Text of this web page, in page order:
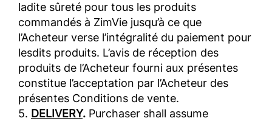
ladite sûreté pour tous les produits
commandés à ZimVie jusqu’à ce que
l’Acheteur verse l’intégralité du paiement pour
lesdits produits. L’avis de réception des
produits de l’Acheteur fourni aux présentes
constitue l’acceptation par l’Acheteur des
présentes Conditions de vente.
5. DELIVERY. Purchaser shall assume